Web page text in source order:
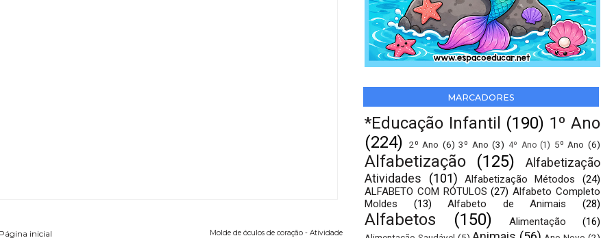
Molde de óculos de coração - Atividade
inicial
MARCADORES
*Educação Infantil (190) 1º Ano
(224)
2º Ano (6) 3º Ano (3) 4º Ano (1) 5º Ano (6)
Alfabetização (125)
Alfabetização
Atividades
(101) Alfabetização Métodos
(24)
ALFABETO COM RÓTULOS (27) Alfabeto Completo
Moldes
(13) Alfabeto de Animais (28)
Alfabetos (150) Alimentação (16)